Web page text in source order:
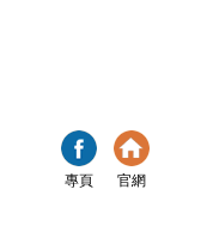
專頁 官網